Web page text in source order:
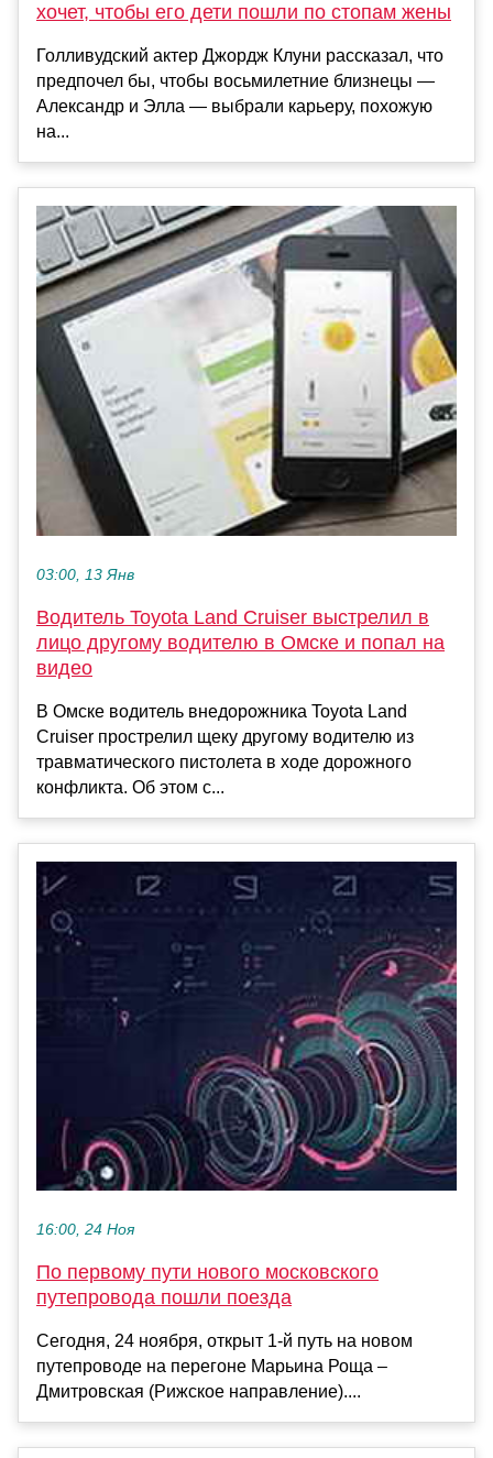
хочет, чтобы его дети пошли по стопам жены
Голливудский актер Джордж Клуни рассказал, что
предпочел бы, чтобы восьмилетние близнецы —
Александр и Элла — выбрали карьеру, похожую
на...
03:00, 13 Янв
Водитель Toyota Land Cruiser выстрелил в
лицо другому водителю в Омске и попал на
видео
В Омске водитель внедорожника Toyota Land
Cruiser прострелил щеку другому водителю из
травматического пистолета в ходе дорожного
конфликта. Об этом с...
16:00, 24 Ноя
По первому пути нового московского
путепровода пошли поезда
Сегодня, 24 ноября, открыт 1-й путь на новом
путепроводе на перегоне Марьина Роща –
Дмитровская (Рижское направление)....